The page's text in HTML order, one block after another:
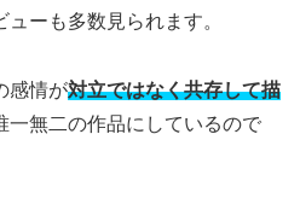
ーも多数見られます。
感情が対立ではなく共存して描
一無二の作品にしているので